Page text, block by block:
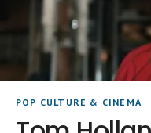
POP CULTURE & CINEMA